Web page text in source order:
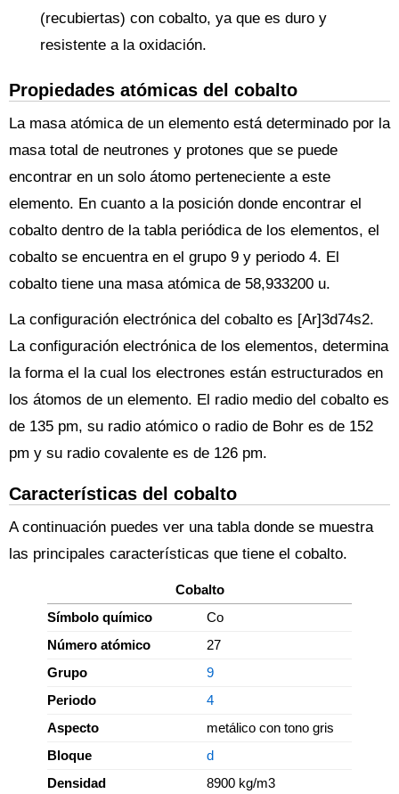
(recubiertas) con cobalto, ya que es duro y
resistente a la oxidación.
Propiedades atómicas del cobalto
La masa atómica de un elemento está determinado por la
masa total de neutrones y protones que se puede
encontrar en un solo átomo perteneciente a este
elemento. En cuanto a la posición donde encontrar el
cobalto dentro de la tabla periódica de los elementos, el
cobalto se encuentra en el grupo 9 y periodo 4. El
cobalto tiene una masa atómica de 58,933200 u.
La configuración electrónica del cobalto es [Ar]3d74s2.
La configuración electrónica de los elementos, determina
la forma el la cual los electrones están estructurados en
los átomos de un elemento. El radio medio del cobalto es
de 135 pm, su radio atómico o radio de Bohr es de 152
pm y su radio covalente es de 126 pm.
Características del cobalto
A continuación puedes ver una tabla donde se muestra
las principales características que tiene el cobalto.
Cobalto
Símbolo químico
Co
Número atómico
27
Grupo
9
Periodo
4
Aspecto
metálico con tono gris
Bloque
d
Densidad
8900 kg/m3